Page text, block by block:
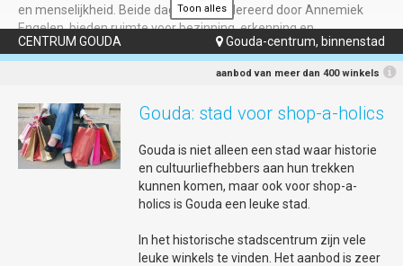
en menselijkheid. Beide dagen, gemodereerd door Annemiek
Engelen, bieden ruimte voor bezinning, erkenning en
ontmoeting.
Herdenking — dinsdag 30 juni | Huis van de Stad |
De herdenking brengt verhalen, spoken word en muziek samen
om stil te staan bij het slavernijverleden en de doorwerking
daarvan in het heden. Met bijdragen vanuit diverse
gemeenschappen, indrukwekkende spoken word van Lemuël de
Graav en muzikale begeleiding van Black Harmony ontstaat een
avond van reflectie en erkenning.
Viering — woensdag 1 juli | De Garenspinnerij |
Toon alles
CENTRUM GOUDA  Gouda-centrum, binnenstad
aanbod van meer dan 400 winkels
Gouda: stad voor shop-a-holics
Gouda is niet alleen een stad waar historie
en cultuurliefhebbers aan hun trekken
kunnen komen, maar ook voor shop-a-
holics is Gouda een leuke stad.
In het historische stadscentrum zijn vele
leuke winkels te vinden. Het aanbod is zeer